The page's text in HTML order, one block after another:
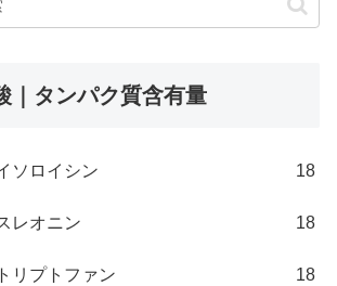
｜タンパク質含有量
ソロイシン 18
レオニン 18
リプトファン 18